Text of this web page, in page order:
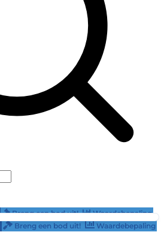
Breng een bod uit!
Waardebepaling
Breng een bod uit! Waardebepaling